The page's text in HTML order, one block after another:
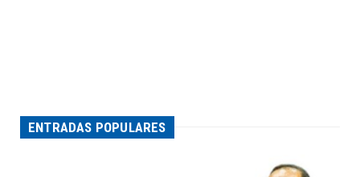
ENTRADAS POPULARES